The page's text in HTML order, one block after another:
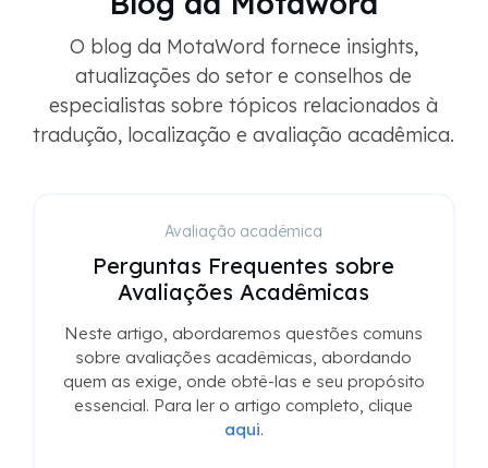
O blog da MotaWord fornece insights,
atualizações do setor e conselhos de
especialistas sobre tópicos relacionados à
tradução, localização e avaliação acadêmica.
Avaliação acadêmica
Perguntas Frequentes sobre
Avaliações Acadêmicas
Neste artigo, abordaremos questões comuns
sobre avaliações acadêmicas, abordando
quem as exige, onde obtê-las e seu propósito
essencial. Para ler o artigo completo, clique
aqui.